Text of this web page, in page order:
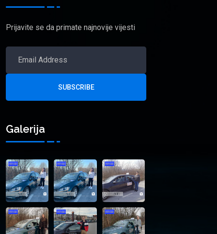
Prijavite se da primate najnovije vijesti
SUBSCRIBE
Galerija